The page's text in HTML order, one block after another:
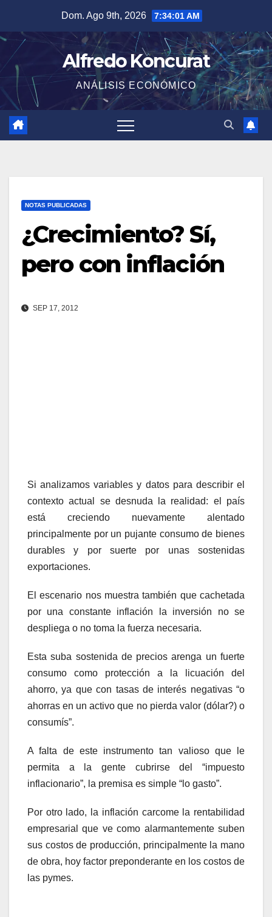
contenido
Dom. Ago 9th, 2026 7:34:01 AM
Alfredo Koncurat
ANÁLISIS ECONÓMICO
NOTAS PUBLICADAS
¿Crecimiento? Sí,
pero con inflación
SEP 17, 2012
Si analizamos variables y datos para describir el
contexto actual se desnuda la realidad: el país
está creciendo nuevamente alentado
principalmente por un pujante consumo de bienes
durables y por suerte por unas sostenidas
exportaciones.
El escenario nos muestra también que cachetada
por una constante inflación la inversión no se
despliega o no toma la fuerza necesaria.
Esta suba sostenida de precios arenga un fuerte
consumo como protección a la licuación del
ahorro, ya que con tasas de interés negativas “o
ahorras en un activo que no pierda valor (dólar?) o
consumís”.
A falta de este instrumento tan valioso que le
permita a la gente cubrirse del “impuesto
inflacionario”, la premisa es simple “lo gasto”.
Por otro lado, la inflación carcome la rentabilidad
empresarial que ve como alarmantemente suben
sus costos de producción, principalmente la mano
de obra, hoy factor preponderante en los costos de
las pymes.